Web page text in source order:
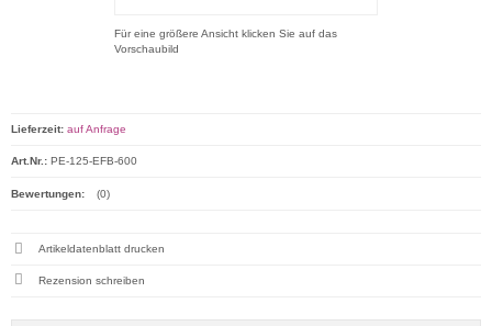
Für eine größere Ansicht klicken Sie auf das
Vorschaubild
Lieferzeit: auf Anfrage
Art.Nr.: PE-125-EFB-600
Bewertungen: (0)
Artikeldatenblatt drucken
Rezension schreiben